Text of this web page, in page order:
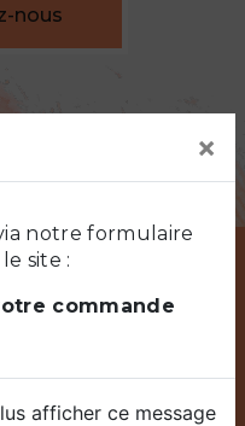
×
notre formulaire
site :
commande
afficher ce message
nous